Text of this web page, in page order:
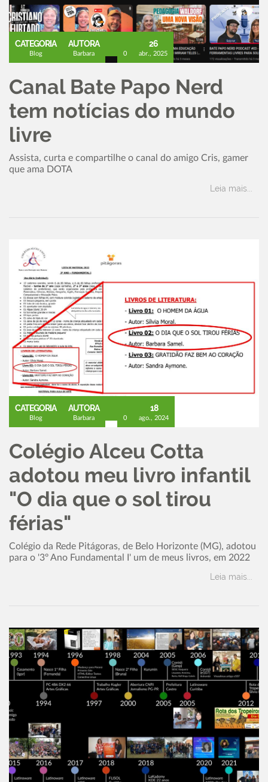
CATEGORIA
Blog
AUTORA
Barbara 0
26
abr., 2025
Canal Bate Papo Nerd
tem notícias do mundo
livre
Assista, curta e compartilhe o canal do amigo Cris, gamer
que ama DOTA
Leia mais...
CATEGORIA
Blog
AUTORA
Barbara 0
18
ago., 2024
Colégio Alceu Cotta
adotou meu livro infantil
"O dia que o sol tirou
férias"
Colégio da Rede Pitágoras, de Belo Horizonte (MG), adotou
para o '3º Ano Fundamental I' um de meus livros, em 2022
Leia mais...